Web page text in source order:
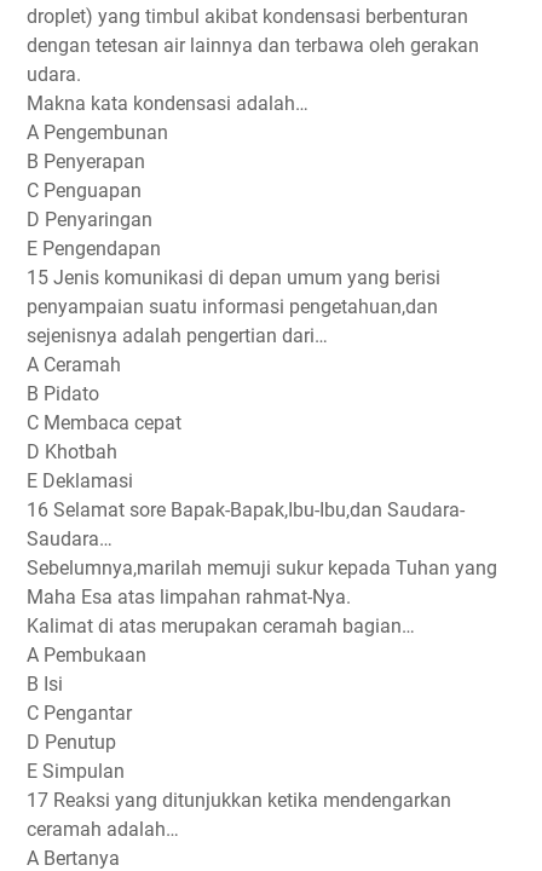
droplet) yang timbul akibat kondensasi berbenturan
dengan tetesan air lainnya dan terbawa oleh gerakan
udara.
Makna kata kondensasi adalah…
A Pengembunan
B Penyerapan
C Penguapan
D Penyaringan
E Pengendapan
15 Jenis komunikasi di depan umum yang berisi
penyampaian suatu informasi pengetahuan,dan
sejenisnya adalah pengertian dari…
A Ceramah
B Pidato
C Membaca cepat
D Khotbah
E Deklamasi
16 Selamat sore Bapak-Bapak,Ibu-Ibu,dan Saudara-
Saudara…
Sebelumnya,marilah memuji sukur kepada Tuhan yang
Maha Esa atas limpahan rahmat-Nya.
Kalimat di atas merupakan ceramah bagian…
A Pembukaan
B Isi
C Pengantar
D Penutup
E Simpulan
17 Reaksi yang ditunjukkan ketika mendengarkan
ceramah adalah…
A Bertanya